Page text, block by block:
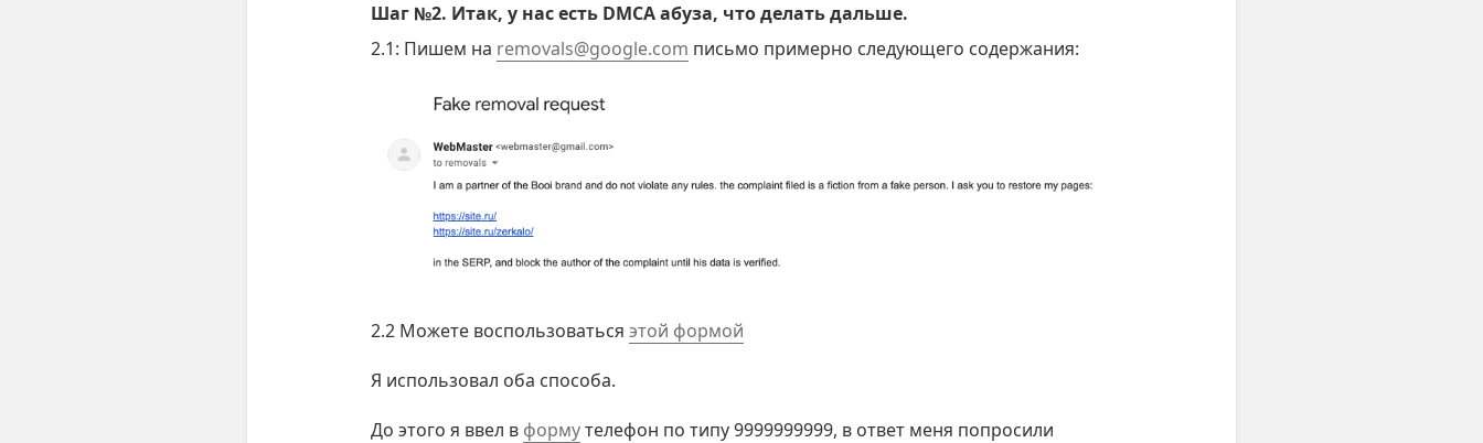
Шаг №2. Итак, у нас есть DMCA абуза, что делать дальше.
2.1: Пишем на removals@google.com письмо примерно следующего содержания:
2.2 Можете воспользоваться этой формой
Я использовал оба способа.
До этого я ввел в формутелефон по типу 9999999999, в ответ меня попросили